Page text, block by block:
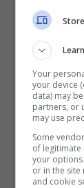
13
18
BUON
25
Your
your device
data) may
partners, or
may use
Some
of legitimate
your
or in the site
and cookie